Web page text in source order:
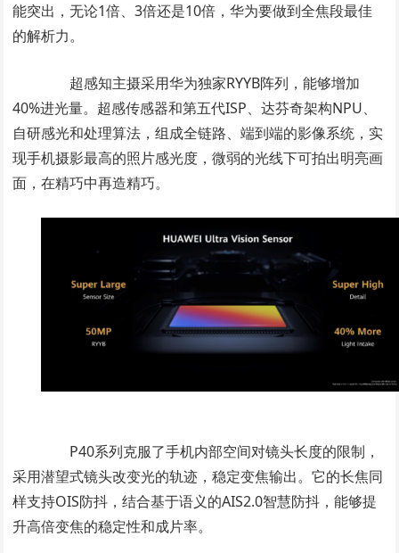
能突出，无论1倍、3倍还是10倍，华为要做到全焦段最佳
的解析力。
超感知主摄采用华为独家RYYB阵列，能够增加
40%进光量。超感传感器和第五代ISP、达芬奇架构NPU、
自研感光和处理算法，组成全链路、端到端的影像系统，实
现手机摄影最高的照片感光度，微弱的光线下可拍出明亮画
面，在精巧中再造精巧。
P40系列克服了手机内部空间对镜头长度的限制，
采用潜望式镜头改变光的轨迹，稳定变焦输出。它的长焦同
样支持OIS防抖，结合基于语义的AIS2.0智慧防抖，能够提
升高倍变焦的稳定性和成片率。